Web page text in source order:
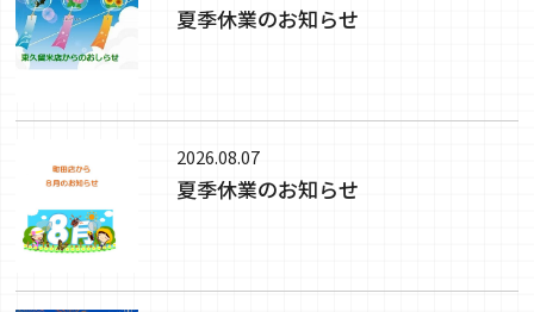
夏季休業のお知らせ
2026.08.07
夏季休業のお知らせ